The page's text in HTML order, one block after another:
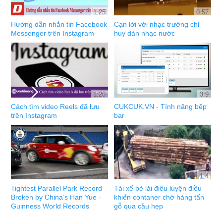
1:25
Hướng dẫn nhắn tin Facebook
Messenger trên Instagram
0:57
Cạn lời với nhạc trưởng chỉ
huy dàn nhạc nước
1:20
Cách tìm video Reels đã lưu
trên Instagram
3:9
CUKCUK.VN - Tính năng bếp
bar
Tightest Parallel Park Record
Broken by China’s Han Yue -
Guinness World Records
1:4
Tài xế bẻ lái điêu luyện điều
khiển contaner chở hàng tấn
gỗ qua cầu hẹp